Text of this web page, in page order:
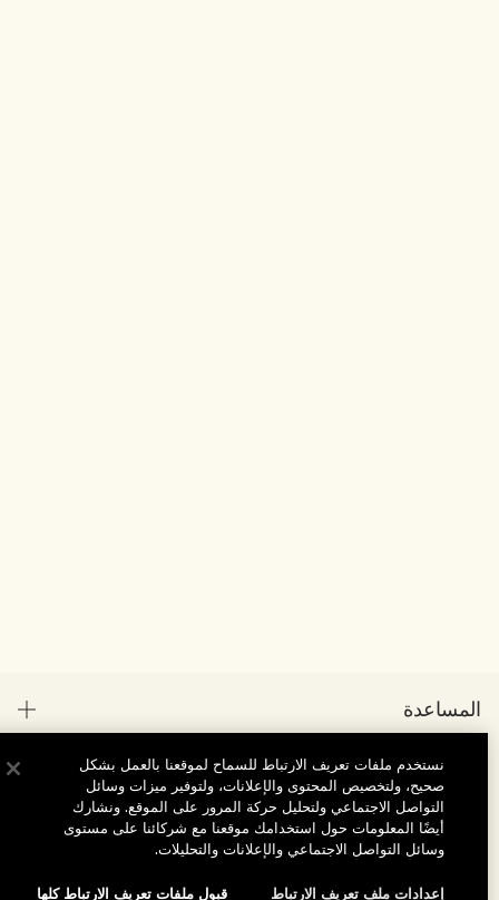
المساعدة
بيانات التوصيل
تفضلوا بزيارة الموقع والاستكشاف
مُحدِّد مواقع المتاجر
شركتنا
نستخدم ملفات تعريف الارتباط للسماح لموقعنا بالعمل بشكل
صحيح، ولتخصيص المحتوى والإعلانات، ولتوفير ميزات وسائل
التواصل الاجتماعي ولتحليل حركة المرور على الموقع. ونشارك
أيضًا المعلومات حول استخدامك موقعنا مع شركائنا على مستوى
وسائل التواصل الاجتماعي والإعلانات والتحليلات.
إعدادات ملف تعريف الارتباط قبول ملفات تعريف الارتباط كلها